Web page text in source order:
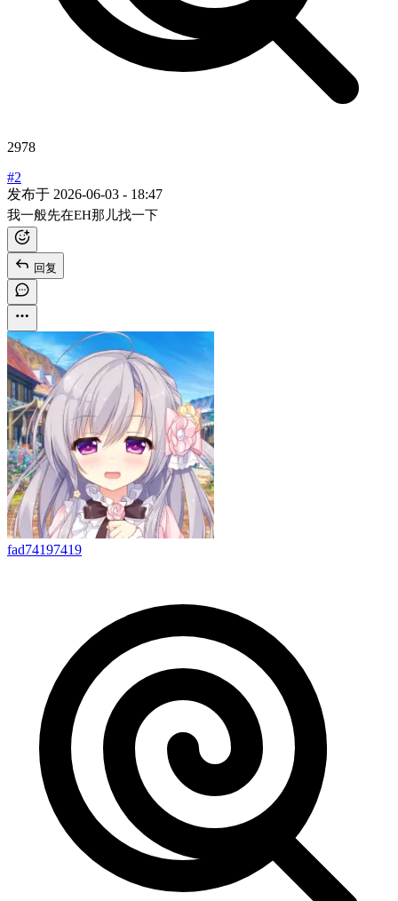
2978
#2
发布于 2026-06-03 - 18:47
我一般先在EH那儿找一下
回复
fad74197419